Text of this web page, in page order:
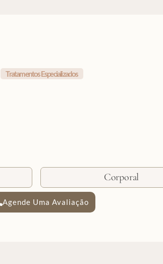
Tratamentos Especializados
Corporal
Agende Uma Avaliação